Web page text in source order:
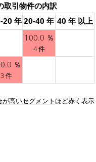
取引物件の内訳
20 年 20-40 年 40 年 以上
100.0 ％
4 件
％
3 件
高いセグメントほど赤く表示